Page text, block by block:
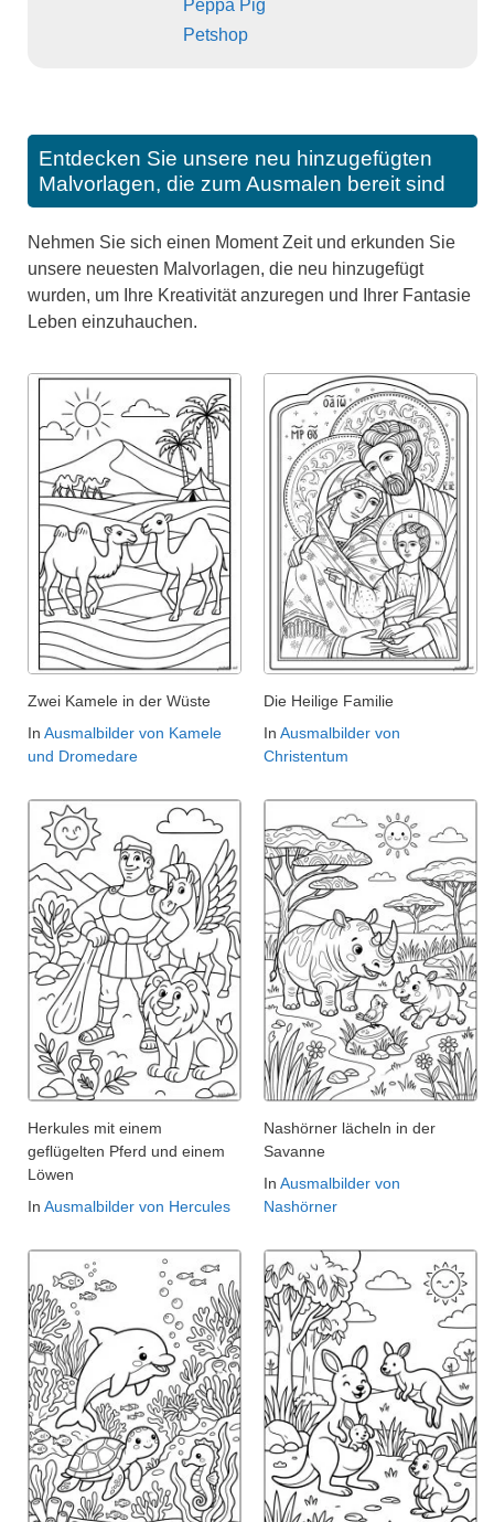
Peppa Pig
Petshop
Entdecken Sie unsere neu hinzugefügten
Malvorlagen, die zum Ausmalen bereit sind
Nehmen Sie sich einen Moment Zeit und erkunden Sie
unsere neuesten Malvorlagen, die neu hinzugefügt
wurden, um Ihre Kreativität anzuregen und Ihrer Fantasie
Leben einzuhauchen.
Zwei Kamele in der Wüste
In Ausmalbilder von Kamele
und Dromedare
Die Heilige Familie
In Ausmalbilder von
Christentum
Herkules mit einem
geflügelten Pferd und einem
Löwen
In Ausmalbilder von Hercules
Nashörner lächeln in der
Savanne
In Ausmalbilder von
Nashörner